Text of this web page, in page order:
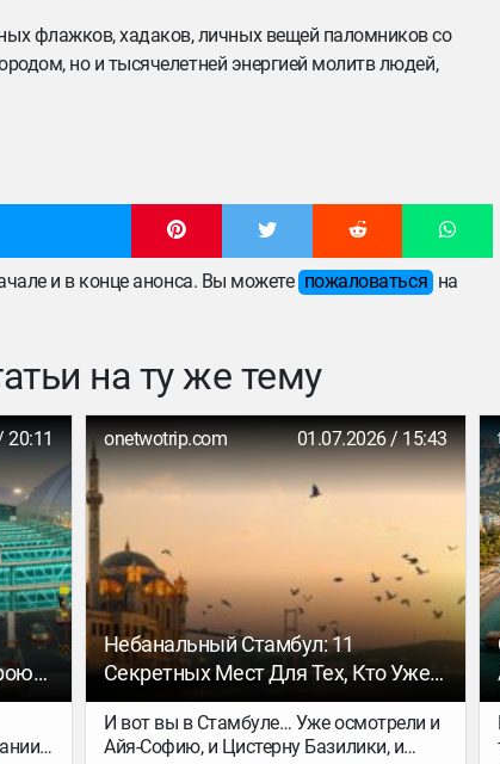
флажков, хадаков, личных вещей паломников со
но и тысячелетней энергией молитв людей,
и в конце анонса. Вы можете пожаловаться на
на ту же тему
20:11 onetwotrip.com 01.07.2026 / 15:43
Небанальный Стамбул: 11
Секретных Мест Для Тех, Кто Уже
Видел Всё
И вот вы в Стамбуле… Уже осмотрели и
Айя-Софию, и Цистерну Базилики, и